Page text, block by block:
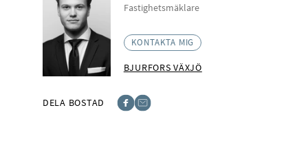
Fastighetsmäklare
KONTAKTA MIG
BJURFORS VÄXJÖ
DELA BOSTAD